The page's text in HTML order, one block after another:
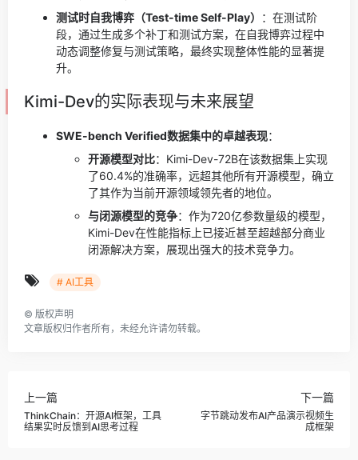
测试时自我博弈（Test-time Self-Play）
：在测试阶
段，通过生成多个补丁和测试方案，在自我博弈过程中
动态调整修复与测试策略，最终实现整体性能的显著提
升。
Kimi-Dev的实际表现与未来展望
SWE-bench Verified数据集中的卓越表现：
开源模型对比：Kimi-Dev-72B在该数据集上实现
了60.4%的准确率，远超其他所有开源模型，确立
了其作为当前开源领域领先者的地位。
与闭源模型的竞争：作为720亿参数量级的模型，
Kimi-Dev在性能指标上已接近甚至超越部分商业
闭源解决方案，展现出强大的技术竞争力。
# AI工具
© 版权声明
文章版权归作者所有，未经允许请勿转载。
上一篇
ThinkChain：开源AI框架，工具
结果实时反馈到AI思考过程
下一篇
字节跳动发布AI产品演示视频生
成框架